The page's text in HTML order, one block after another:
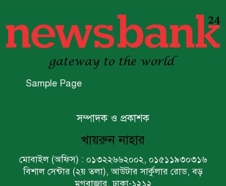
বিশ্বের ১০০ প্রভাবশালীর তালিকায়
ব্র্যাকের নির্বাহী পরিচালক আসিফ
সালেহ
একনেকে ৩৬ হাজার ৬৯৫ কোটি
অনুষ্ঠিত
কর্মকর্তাদের ৭ কোটি ২০ লাখ টাকা
জরিমানা
Sample Page
সম্পাদক ও প্রকাশক
খায়রুন নাহার
মোবাইল (অফিস) : ০১৩২২৬৬২০০২, ০১৫১১৯৩০৩১৬
বিশাল সেন্টার (২য় তলা), আউটার সার্কুলার রোড, বড়
মগবাজার, ঢাকা-১২১২